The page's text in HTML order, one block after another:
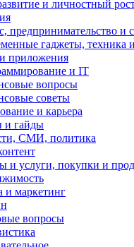
и личностный
предпринимательство и
гаджеты, техника
приложения
и IT
вопросы
советы
и карьера
гайды
СМИ, политика
и услуги, покупки и
маркетинг
вопросы